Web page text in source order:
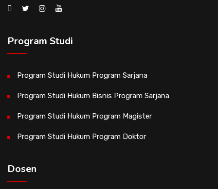
Program Studi
Program Studi Hukum Program Sarjana
Program Studi Hukum Bisnis Program Sarjana
Program Studi Hukum Program Magister
Program Studi Hukum Program Doktor
Dosen